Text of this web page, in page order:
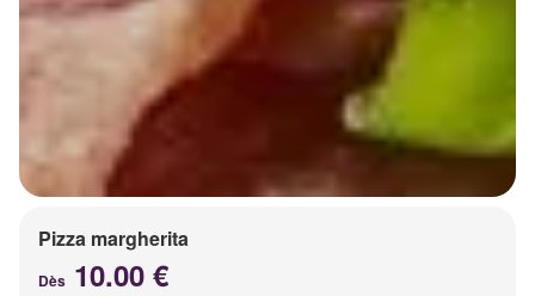
Pizza margherita
Dès 10.00 €